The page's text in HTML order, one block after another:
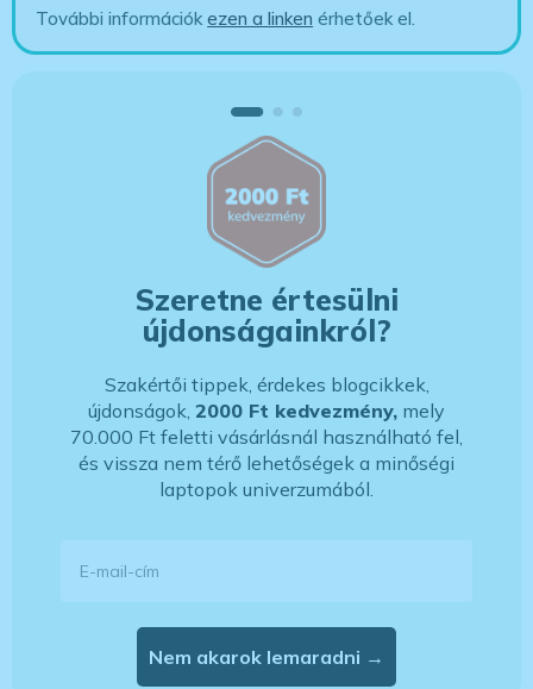
További információkezen a linken érhetőek el.
Szeretne értesülni
újdonságainkról?
Szakértői tippek, érdekes blogcikkek,
újdonságok, 2000 Ft kedvezmény, mely
70.000 Ft feletti vásárlásnál használható fel,
és vissza nem térő lehetőségek a minőségi
laptopok univerzumából.
Nem akarok lemaradni →